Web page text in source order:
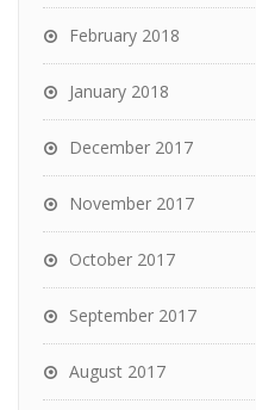
February 2018
January 2018
December 2017
November 2017
October 2017
September 2017
August 2017